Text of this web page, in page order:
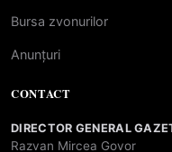
Bursa zvonurilor
Anunțuri
CONTACT
DIRECTOR GENERAL
Razvan Mircea Govor